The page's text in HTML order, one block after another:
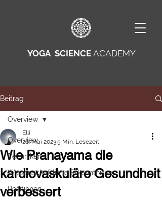
YOGA SCIENCE ACADEMY
Beitrag
Overview
Techniken
Wissenschaftliche Erkenntnisse
Positionen
Overview
Wie Pranayama die
kardiovaskuläre Gesundheit
verbessert
Elli
26. Mai 20235 Min. Lesezeit